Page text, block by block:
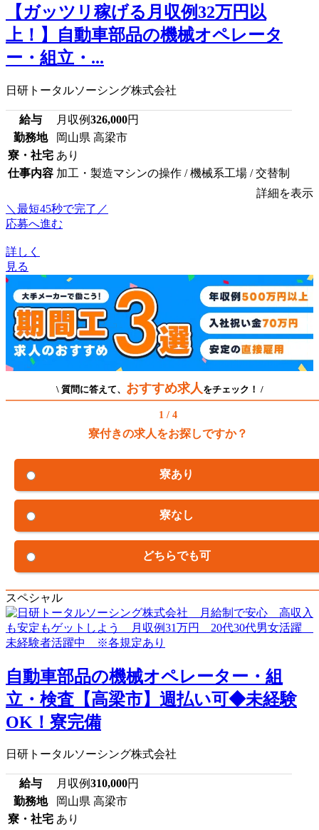
【ガッツリ稼げる月収例32万円以
上！】自動車部品の機械オペレータ
ー・組立・...
日研トータルソーシング株式会社
給与 月収例326,000円
勤務地
岡山県 高梁市
寮・社宅 あり
仕事内容 加工・製造マシンの操作 / 機械系工場 / 交替制
詳細を表示
＼最短45秒で完了／
応募へ進む
詳しく
見る
\ 質問に答えて、 おすすめ求人 をチェック！ /
1 / 4
寮付きの求人をお探しですか？
寮あり
寮なし
どちらでも可
スペシャル
自動車部品の機械オペレーター・組
立・検査【高梁市】週払い可◆未経験
OK！寮完備
日研トータルソーシング株式会社
給与 月収例310,000円
勤務地
岡山県 高梁市
寮・社宅 あり